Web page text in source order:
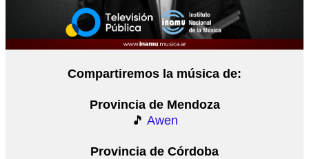
Compartiremos la música de:
Provincia de Mendoza
🎵 Awen
Provincia de Córdoba